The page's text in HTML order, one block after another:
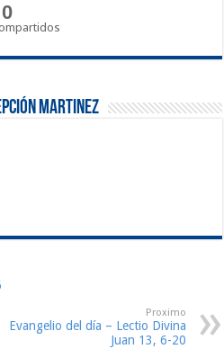
0
Martinez
Proximo
Evangelio del día – Lectio Divina
Juan 13, 6-20